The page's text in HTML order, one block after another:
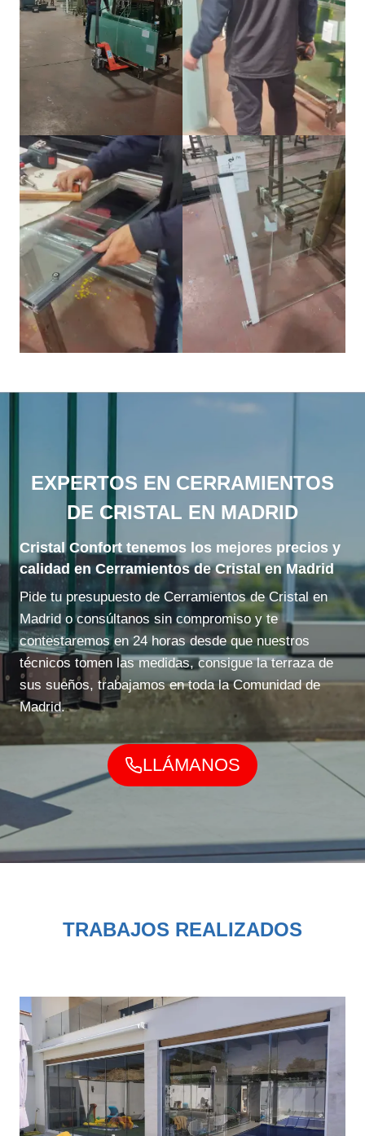
EXPERTOS EN CERRAMIENTOS
DE CRISTAL EN MADRID
Cristal Confort tenemos los mejores precios y
calidad en Cerramientos de Cristal en Madrid
Pide tu presupuesto de Cerramientos de Cristal en
Madrid o consúltanos sin compromiso y te
contestaremos en 24 horas desde que nuestros
técnicos tomen las medidas, consigue la terraza de
sus sueños, trabajamos en toda la Comunidad de
Madrid.
LLÁMANOS
TRABAJOS REALIZADOS